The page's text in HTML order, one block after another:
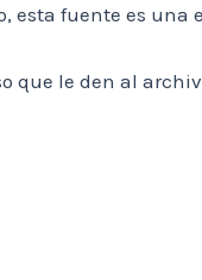
esta fuente es una
que le den al